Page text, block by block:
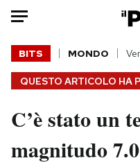
HOME
Italia
Politica
QUESTO ARTICOLO HA
BITS MONDO
C’è stato un
magnitudo